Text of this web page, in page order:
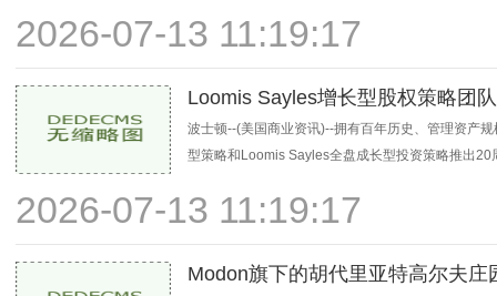
2026-07-13 11:19:17
Loomis Sayles增长型股权策略团
波士顿--(美国商业资讯)--拥有百年历史、管理资产
型策略和Loomis Sayles全盘成长型投资策略推出
2026-07-13 11:19:17
Modon旗下的胡代里亚特高尔夫